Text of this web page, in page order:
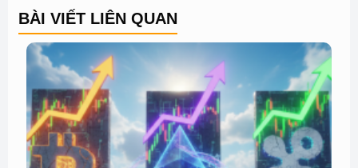
BÀI VIẾT LIÊN QUAN